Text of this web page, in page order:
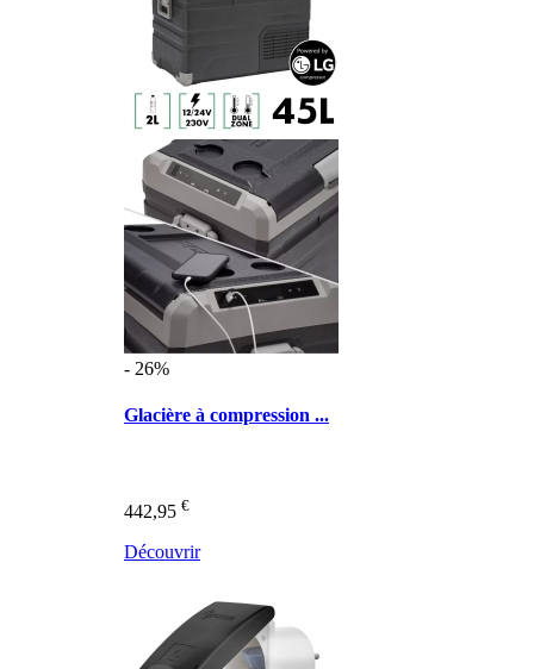
- 26%
Glacière à compression ...
442,95 €
Découvrir